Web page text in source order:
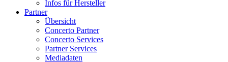
Infos für Hersteller
Partner
Übersicht
Concerto Partner
Concerto Services
Partner Services
Mediadaten